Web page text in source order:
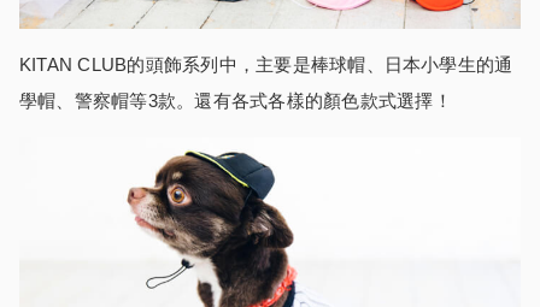
KITAN CLUB的頭飾系列中，主要是棒球帽、日本小學生的通
學帽、警察帽等3款。還有各式各樣的顏色款式選擇！